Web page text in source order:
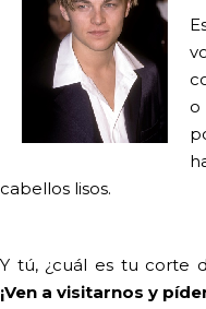
o
cabellos lisos.
Y tú, ¿cuál es tu corte
¡Ven a visitarnos y